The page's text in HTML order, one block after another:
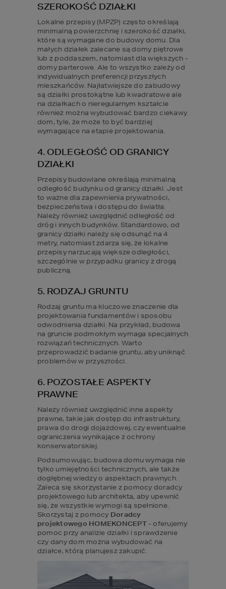
SZEROKOŚĆ DZIAŁKI
Lokalne przepisy (MPZP) często określają
minimalną powierzchnię i szerokość działki,
które są wymagane do budowy domu. Dla
małych działek zalecane są domy piętrowe
lub z poddaszem, natomiast dla większych -
domy parterowe. Ale to wszystko zależy od
indywidualnych preferencji przyszłych
mieszkańców. Najłatwiejsze do zabudowy
są działki prostokątne lub kwadratowe ale
na działkach o nieregularnym kształcie
również można wybudować bardzo ciekawy
dom, tyle, że może to być bardziej
wymagające na etapie projektowania.
4. ODLEGŁOŚĆ OD GRANICY
DZIAŁKI
Przepisy budowlane określają minimalną
odległość budynku od granicy działki. Jest
to ważne dla zapewnienia prywatności,
bezpieczeństwa i dostępu do światła.
Należy również uwzględnić odległość od
dróg i innych budynków. Standardowo, od
granicy działki należy się odsunąć na 4
metry, natomiast zdarza się, że lokalne
przepisy narzucają większe odległości,
szczególnie w przypadku granicy z drogą
publiczną.
5. RODZAJ GRUNTU
Rodzaj gruntu ma kluczowe znaczenie dla
projektowania fundamentów i sposobu
odwodnienia działki. Na przykład, budowa
na gruncie podmokłym wymaga specjalnych
rozwiązań technicznych. Warto
przeprowadzić badanie gruntu, aby uniknąć
problemów w przyszłości.
6. POZOSTAŁE ASPEKTY
PRAWNE
Należy również uwzględnić inne aspekty
prawne, takie jak dostęp do infrastruktury,
prawa do drogi dojazdowej, czy ewentualne
ograniczenia wynikające z ochrony
konserwatorskiej.
Podsumowując, budowa domu wymaga nie
tylko umiejętności technicznych, ale także
dogłębnej wiedzy o aspektach prawnych.
Zaleca się skorzystanie z pomocy doradcy
projektowego lub architekta, aby upewnić
się, że wszystkie wymogi są spełnione.
Skorzystaj z pomocy Doradcy
projektowego HOMEKONCEPT - oferujemy
pomoc przy analizie działki i sprawdzenie
czy dany dom można wybudować na
działce, którą planujesz zakupić.